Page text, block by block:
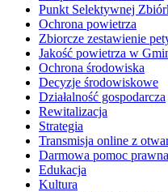
Punkt Selektywnej
Ochrona powietrza
Zbiorcze zestawienie
Jakość powietrza w
Ochrona środowiska
Decyzje środowiskowe
Działalność gospodarcza
Rewitalizacja
Strategia
Transmisja online z
Darmowa pomoc prawna
Edukacja
Kultura